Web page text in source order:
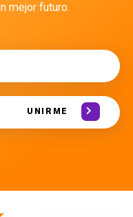
mejor futuro.
UNIRME